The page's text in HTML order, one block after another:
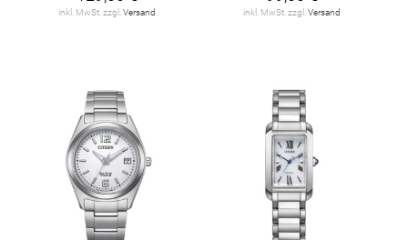
inkl. MwSt. zzgl. Versand inkl. MwSt. zzgl. Versand